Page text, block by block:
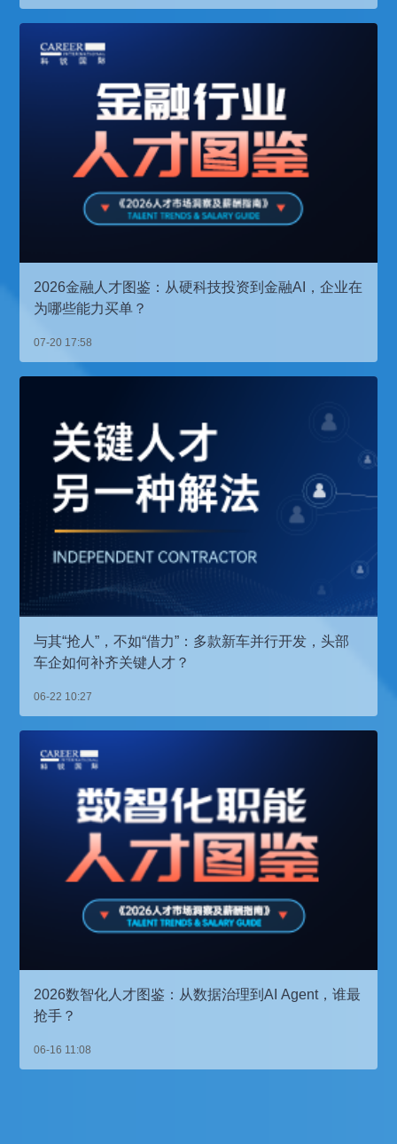
2026金融人才图鉴：从硬科技投资到金融AI，企业在
为哪些能力买单？
07-20 17:58
与其“抢人”，不如“借力”：多款新车并行开发，头部
车企如何补齐关键人才？
06-22 10:27
2026数智化人才图鉴：从数据治理到AI Agent，谁最
抢手？
06-16 11:08